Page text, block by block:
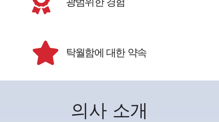
탁월함에 대한 약속
의사 소개